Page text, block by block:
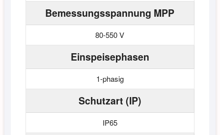
Bemessungsspannung MPP
80-550 V
Einspeisephasen
1-phasig
Schutzart (IP)
IP65